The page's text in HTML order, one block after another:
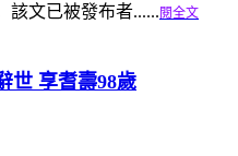
該文已被發布者...... 閱全文
世 享耆壽98歲